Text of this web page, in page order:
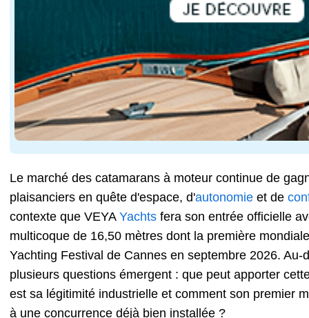
Le marché des catamarans à moteur continue de
plaisanciers en quête d'espace, d'autonomie et de
contexte que VEYA Yachts fera son entrée officielle
multicoque de 16,50 mètres dont la première
Yachting Festival de Cannes en septembre 2026. Au-
plusieurs questions émergent : que peut apporter
est sa légitimité industrielle et comment son premier
à une concurrence déjà bien installée ?